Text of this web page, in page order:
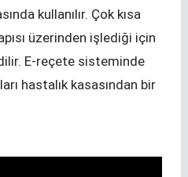
kullanılır. Çok kısa
üzerinden işlediği için
E-reçete sisteminde
hastalık kasasından bir